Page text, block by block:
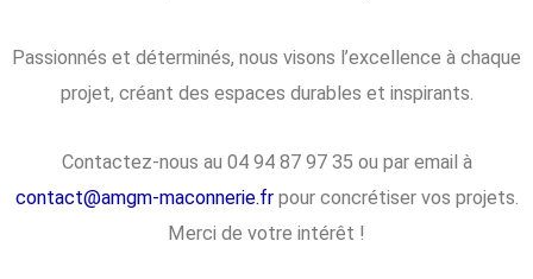
Passionnés et déterminés, nous visons l’excellence à chaque
projet, créant des espaces durables et inspirants.
Contactez-nous au 04 94 87 97 35 ou par email à
contact@amgm-maconnerie.frpour concrétiser vos projets.
Merci de votre intérêt !